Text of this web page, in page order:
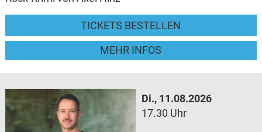
TICKETS BESTELLEN
MEHR INFOS
Di., 11.08.2026
17.30 Uhr